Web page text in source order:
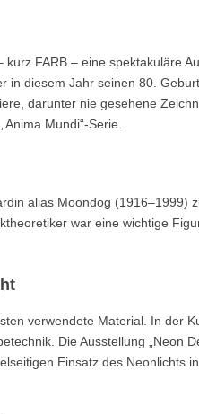
FARB – eine spektakuläre
in diesem Jahr seinen 80.
darunter nie gesehene
Mundi“-Serie.
alias Moondog (1916–1999)
war eine wichtige
verwendete Material. In der
Die Ausstellung „Neon
Einsatz des Neonlichts